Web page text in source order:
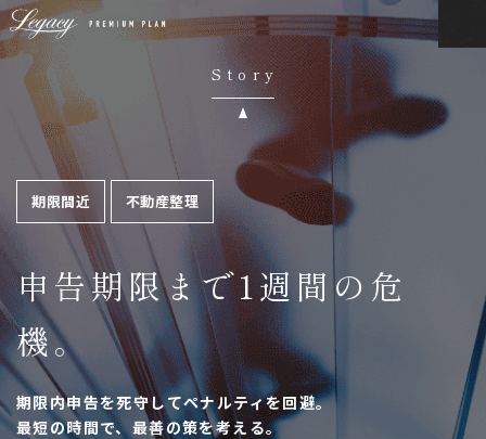
Story
期限間近 不動産整理
申告期限まで1週間の危
機。
期限内申告を死守してペナルティを回避。
最短の時間で、最善の策を考える。